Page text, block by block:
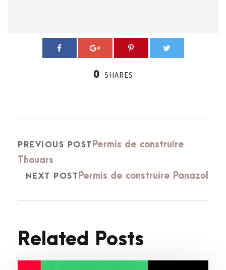
0 SHARES
PREVIOUS POST Permis de construire
Thouars
NEXT POST Permis de construire Panazol
Related Posts